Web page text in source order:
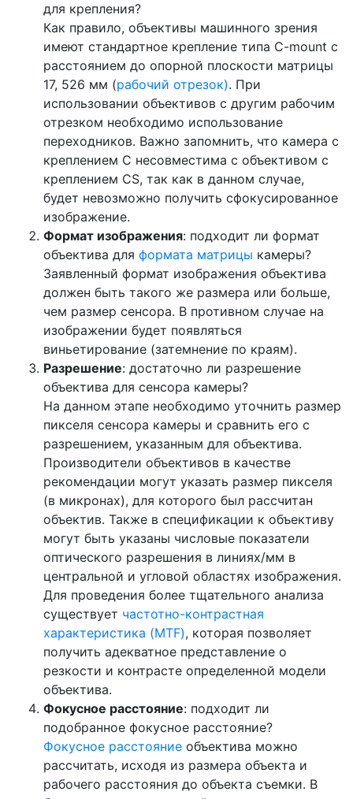
для крепления?
Как правило, объективы машинного зрения
имеют стандартное крепление типа C-mount с
расстоянием до опорной плоскости матрицы
17, 526 мм (рабочий отрезок). При
использовании объективов с другим рабочим
отрезком необходимо использование
переходников. Важно запомнить, что камера с
креплением C несовместима с объективом с
креплением CS, так как в данном случае,
будет невозможно получить сфокусированное
изображение.
Формат изображения: подходит ли формат
объектива для формата матрицы камеры?
Заявленный формат изображения объектива
должен быть такого же размера или больше,
чем размер сенсора. В противном случае на
изображении будет появляться
виньетирование (затемнение по краям).
Разрешение: достаточно ли разрешение
объектива для сенсора камеры?
На данном этапе необходимо уточнить размер
пикселя сенсора камеры и сравнить его с
разрешением, указанным для объектива.
Производители объективов в качестве
рекомендации могут указать размер пикселя
(в микронах), для которого был рассчитан
объектив. Также в спецификации к объективу
могут быть указаны числовые показатели
оптического разрешения в линиях/мм в
центральной и угловой областях изображения.
Для проведения более тщательного анализа
существует частотно-контрастная
характеристика (MTF), которая позволяет
получить адекватное представление о
резкости и контрасте определенной модели
объектива.
Фокусное расстояние: подходит ли
подобранное фокусное расстояние?
Фокусное расстояние объектива можно
рассчитать, исходя из размера объекта и
рабочего расстояния до объекта съемки. В